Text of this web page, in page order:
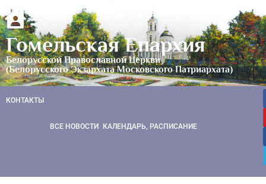
Гомельская Епархия
Белорусской Православной Церкви
(Белорусского Экзархата Московского Патриархата)
КОНТАКТЫ
ВСЕ НОВОСТИ КАЛЕНДАРЬ, РАСПИСАНИЕ